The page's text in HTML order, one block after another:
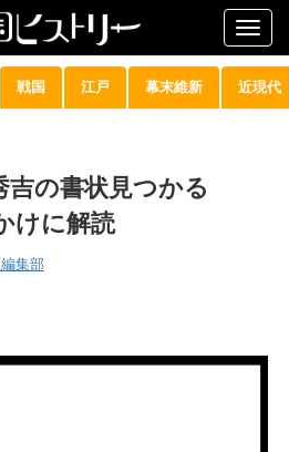
戦国 江戸 幕末維新 近現代
吉の書状見つかる
けに解読
集部